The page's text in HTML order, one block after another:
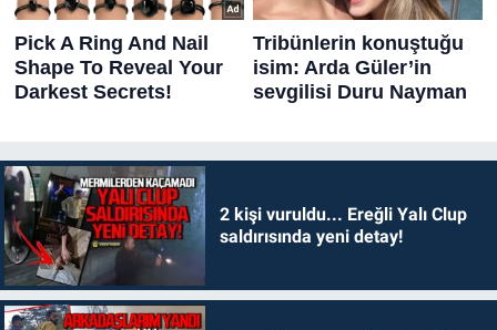
2 kişi vuruldu... Ereğli Yalı Clup
saldırısında yeni detay!